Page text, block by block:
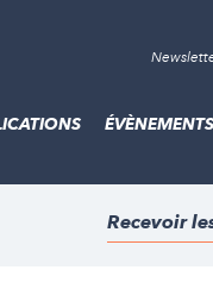
ÉVÈNEMENTS
Recevoir